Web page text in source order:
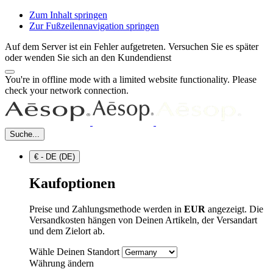
Zum Inhalt springen
Zur Fußzeilennavigation springen
Auf dem Server ist ein Fehler aufgetreten. Versuchen Sie es später
oder wenden Sie sich an den Kundendienst
You're in offline mode with a limited website functionality. Please
check your network connection.
Suche...
€ - DE (DE)
Kaufoptionen
Preise und Zahlungsmethode werden in EUR angezeigt. Die
Versandkosten hängen von Deinen Artikeln, der Versandart
und dem Zielort ab.
Wähle Deinen Standort
Währung ändern